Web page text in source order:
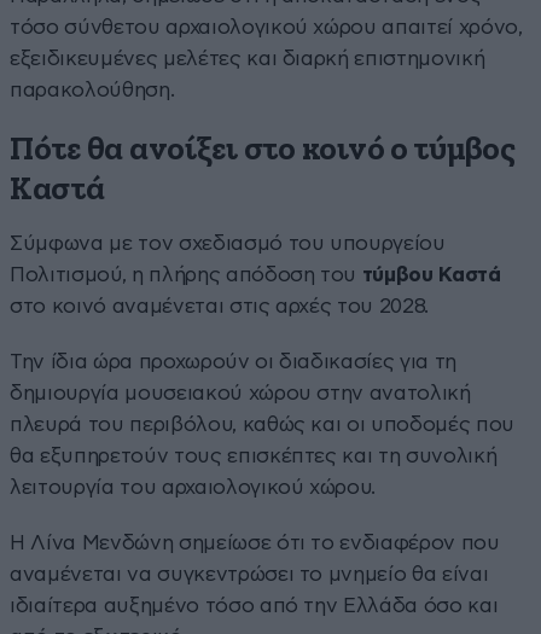
τόσο σύνθετου αρχαιολογικού χώρου απαιτεί χρόνο,
εξειδικευμένες μελέτες και διαρκή επιστημονική
παρακολούθηση.
Πότε θα ανοίξει στο κοινό ο τύμβος
Καστά
Σύμφωνα με τον σχεδιασμό του υπουργείου
Πολιτισμού, η πλήρης απόδοση του τύμβου Καστά
στο κοινό αναμένεται στις αρχές του 2028.
Την ίδια ώρα προχωρούν οι διαδικασίες για τη
δημιουργία μουσειακού χώρου στην ανατολική
πλευρά του περιβόλου, καθώς και οι υποδομές που
θα εξυπηρετούν τους επισκέπτες και τη συνολική
λειτουργία του αρχαιολογικού χώρου.
Η Λίνα Μενδώνη σημείωσε ότι το ενδιαφέρον που
αναμένεται να συγκεντρώσει το μνημείο θα είναι
ιδιαίτερα αυξημένο τόσο από την Ελλάδα όσο και